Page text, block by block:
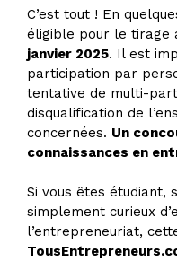
C’est tout ! En
éligible pour le tirage
janvier 2025. Il est
participation par
tentative de multi-
disqualification de
concernées. Un
connaissances en
Si vous êtes étudiant,
simplement curieux
l’entrepreneuriat,